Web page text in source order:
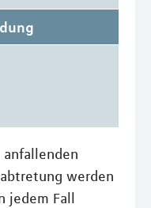
werden
jedem Fall